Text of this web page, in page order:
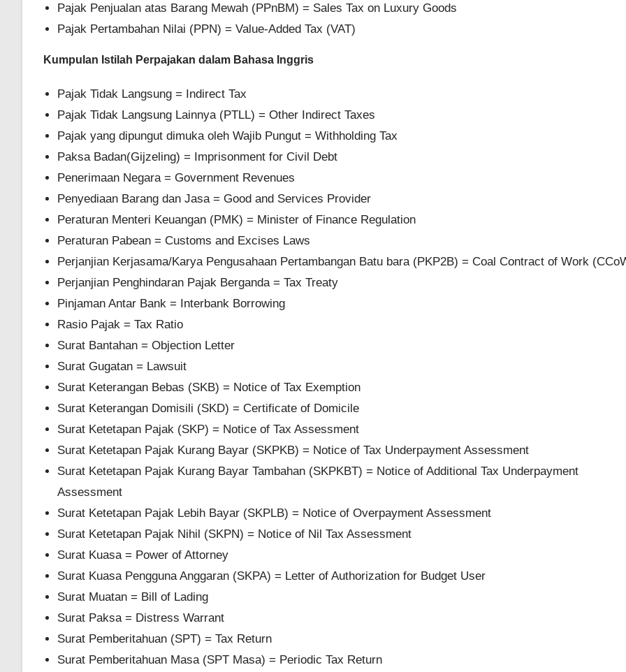
Pajak Penjualan atas Barang Mewah (PPnBM) = Sales Tax on Luxury Goods
Pajak Pertambahan Nilai (PPN) = Value-Added Tax (VAT)
Kumpulan Istilah Perpajakan dalam Bahasa Inggris
Pajak Tidak Langsung = Indirect Tax
Pajak Tidak Langsung Lainnya (PTLL) = Other Indirect Taxes
Pajak yang dipungut dimuka oleh Wajib Pungut = Withholding Tax
Paksa Badan(Gijzeling) = Imprisonment for Civil Debt
Penerimaan Negara = Government Revenues
Penyediaan Barang dan Jasa = Good and Services Provider
Peraturan Menteri Keuangan (PMK) = Minister of Finance Regulation
Peraturan Pabean = Customs and Excises Laws
Perjanjian Kerjasama/Karya Pengusahaan Pertambangan Batu bara (PKP2B) = Coal Contract of Work
Perjanjian Penghindaran Pajak Berganda = Tax Treaty
Pinjaman Antar Bank = Interbank Borrowing
Rasio Pajak = Tax Ratio
Surat Bantahan = Objection Letter
Surat Gugatan = Lawsuit
Surat Keterangan Bebas (SKB) = Notice of Tax Exemption
Surat Keterangan Domisili (SKD) = Certificate of Domicile
Surat Ketetapan Pajak (SKP) = Notice of Tax Assessment
Surat Ketetapan Pajak Kurang Bayar (SKPKB) = Notice of Tax Underpayment Assessment
Surat Ketetapan Pajak Kurang Bayar Tambahan (SKPKBT) = Notice of Additional Tax Underpayment
Assessment
Surat Ketetapan Pajak Lebih Bayar (SKPLB) = Notice of Overpayment Assessment
Surat Ketetapan Pajak Nihil (SKPN) = Notice of Nil Tax Assessment
Surat Kuasa = Power of Attorney
Surat Kuasa Pengguna Anggaran (SKPA) = Letter of Authorization for Budget User
Surat Muatan = Bill of Lading
Surat Paksa = Distress Warrant
Surat Pemberitahuan (SPT) = Tax Return
Surat Pemberitahuan Masa (SPT Masa) = Periodic Tax Return